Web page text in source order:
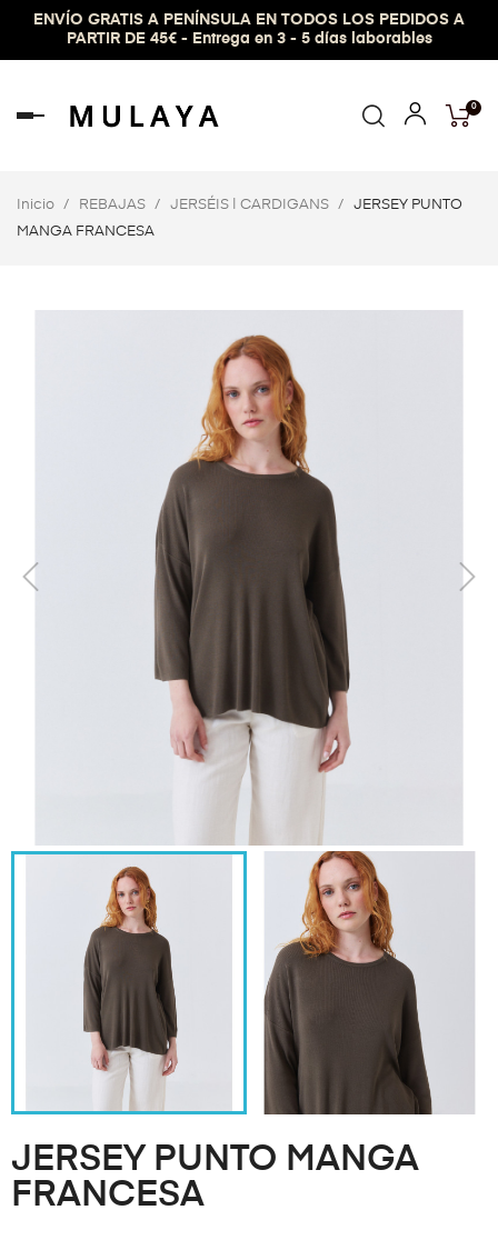
ENVÍO GRATIS A PENÍNSULA EN TODOS LOS PEDIDOS A
PARTIR DE 45€ - Entrega en 3 - 5 días laborables
Navegación
0
Inicio REBAJAS JERSÉIS | CARDIGANS
JERSEY PUNTO
MANGA FRANCESA
JERSEY PUNTO MANGA
FRANCESA